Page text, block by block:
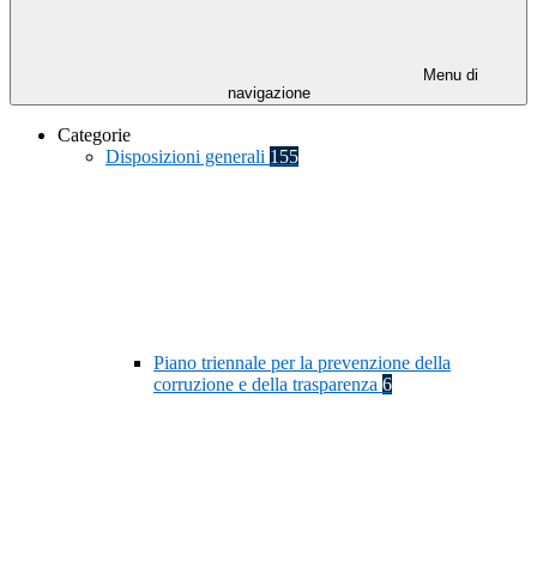
Menu di
navigazione
Categorie
Disposizioni generali 155
Piano triennale per la prevenzione della
corruzione e della trasparenza 6